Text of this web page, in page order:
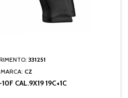
331251
MARCA: CZ
CAL.9X19 19C+1C